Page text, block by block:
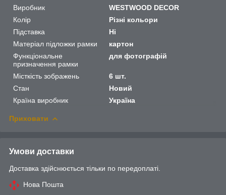
Виробник
WESTWOOD DECOR
Колір
Різні кольори
Підставка
Ні
Матеріал підложки рамки
картон
Функціональне
призначення рамки
для фотографій
Місткість зображень
6 шт.
Стан
Новий
Країна виробник
Україна
Приховати
Умови доставки
Доставка здійснюється тільки по передоплаті.
Нова Пошта